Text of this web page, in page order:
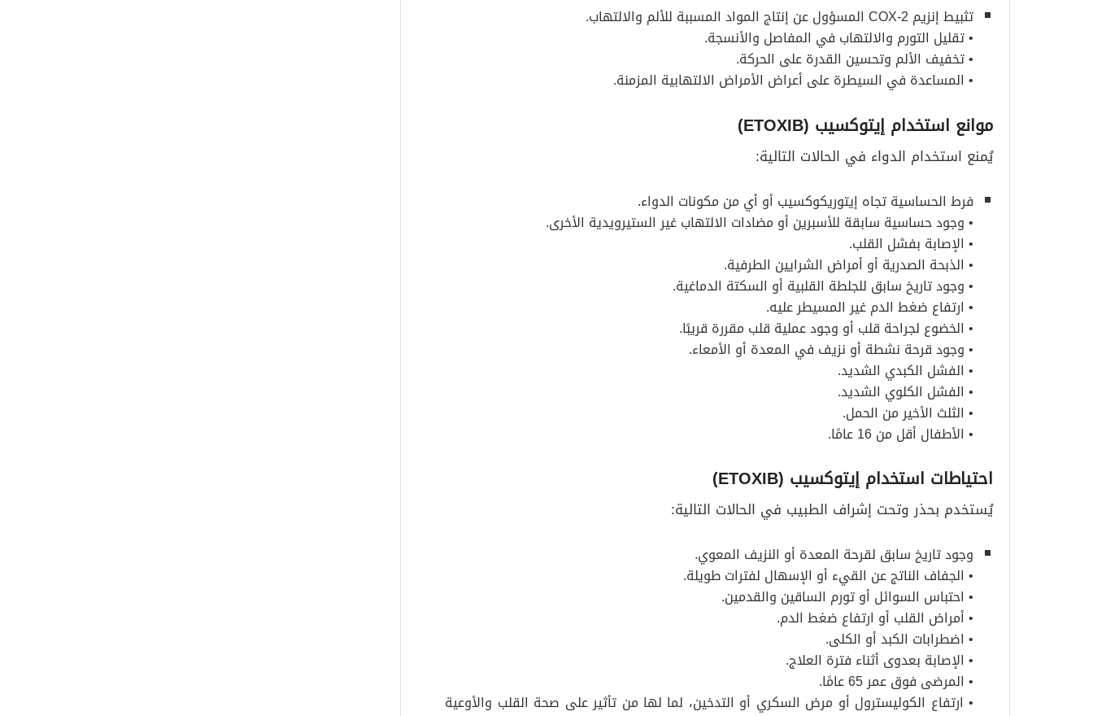
تثبيط إنزيم COX-2 المسؤول عن إنتاج المواد المسببة للألم والالتهاب.
• تقليل التورم والالتهاب في المفاصل والأنسجة.
• تخفيف الألم وتحسين القدرة على الحركة.
• المساعدة في السيطرة على أعراض الأمراض الالتهابية المزمنة.
موانع استخدام إيتوكسيب (ETOXIB)
يُمنع استخدام الدواء في الحالات التالية:
فرط الحساسية تجاه إيتوريكوكسيب أو أي من مكونات الدواء.
• وجود حساسية سابقة للأسبرين أو مضادات الالتهاب غير الستيرويدية الأخرى.
• الإصابة بفشل القلب.
• الذبحة الصدرية أو أمراض الشرايين الطرفية.
• وجود تاريخ سابق للجلطة القلبية أو السكتة الدماغية.
• ارتفاع ضغط الدم غير المسيطر عليه.
• الخضوع لجراحة قلب أو وجود عملية قلب مقررة قريبًا.
• وجود قرحة نشطة أو نزيف في المعدة أو الأمعاء.
• الفشل الكبدي الشديد.
• الفشل الكلوي الشديد.
• الثلث الأخير من الحمل.
• الأطفال أقل من 16 عامًا.
احتياطات استخدام إيتوكسيب (ETOXIB)
يُستخدم بحذر وتحت إشراف الطبيب في الحالات التالية:
وجود تاريخ سابق لقرحة المعدة أو النزيف المعوي.
• الجفاف الناتج عن القيء أو الإسهال لفترات طويلة.
• احتباس السوائل أو تورم الساقين والقدمين.
• أمراض القلب أو ارتفاع ضغط الدم.
• اضطرابات الكبد أو الكلى.
• الإصابة بعدوى أثناء فترة العلاج.
• المرضى فوق عمر 65 عامًا.
• ارتفاع الكوليسترول أو مرض السكري أو التدخين، لما لها من تأثير على صحة القلب والأوعية